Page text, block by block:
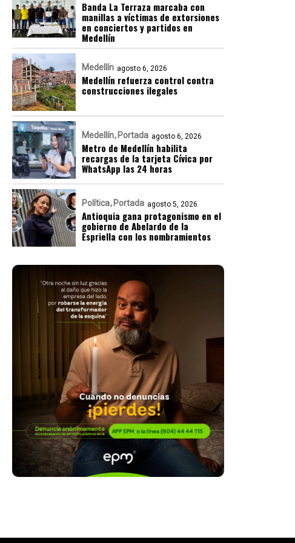
Banda La Terraza marcaba con
manillas a víctimas de extorsiones
en conciertos y partidos en
Medellín
Medellín agosto 6, 2026
Medellín refuerza control contra
construcciones ilegales
Medellín Portada agosto 6, 2026
Metro de Medellín habilita
recargas de la tarjeta Cívica por
WhatsApp las 24 horas
Política Portada agosto 5, 2026
Antioquia gana protagonismo en el
gobierno de Abelardo de la
Espriella con los nombramientos